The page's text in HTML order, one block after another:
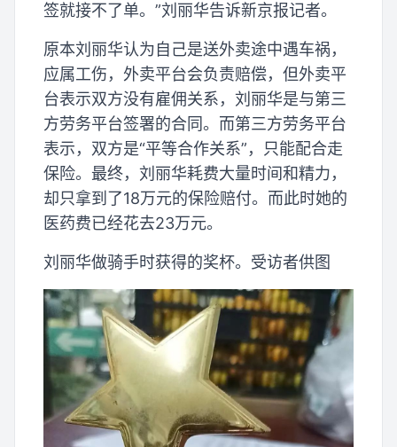
签就接不了单。”刘丽华告诉新京报记者。
原本刘丽华认为自己是送外卖途中遇车祸，
应属工伤，外卖平台会负责赔偿，但外卖平
台表示双方没有雇佣关系，刘丽华是与第三
方劳务平台签署的合同。而第三方劳务平台
表示，双方是“平等合作关系”，只能配合走
保险。最终，刘丽华耗费大量时间和精力，
却只拿到了18万元的保险赔付。而此时她的
医药费已经花去23万元。
刘丽华做骑手时获得的奖杯。受访者供图